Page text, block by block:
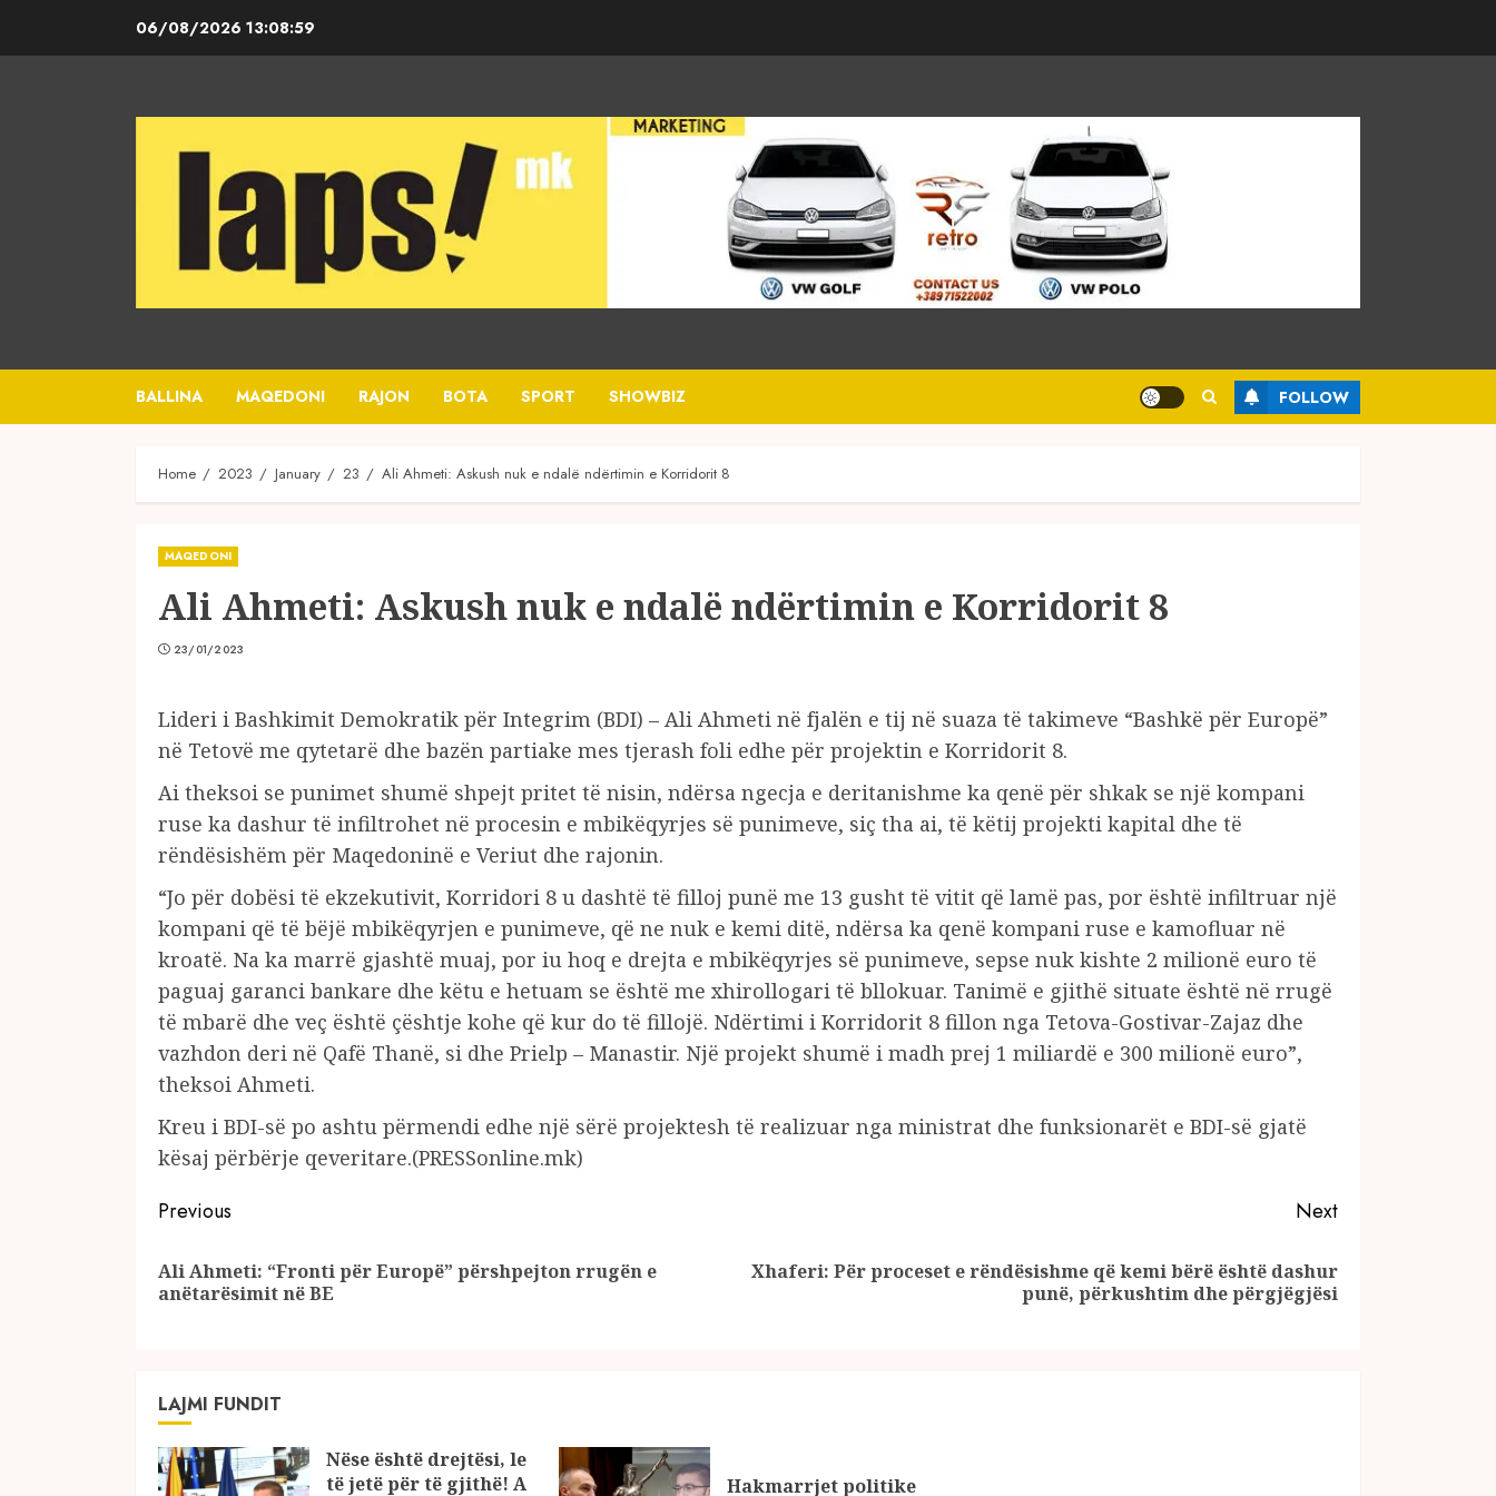
06/08/2026 13:08:59
BALLINA MAQEDONI RAJON BOTA SPORT SHOWBIZ FOLLOW
Home 2023 January 23 Ali Ahmeti: Askush nuk e ndalë ndërtimin e Korridorit 8
MAQEDONI
Ali Ahmeti: Askush nuk e ndalë ndërtimin e Korridorit 8
23/01/2023
Lideri i Bashkimit Demokratik për Integrim (BDI) – Ali Ahmeti në fjalën e tij në suaza të takimeve “Bashkë për Europë”
në Tetovë me qytetarë dhe bazën partiake mes tjerash foli edhe për projektin e Korridorit 8.
Ai theksoi se punimet shumë shpejt pritet të nisin, ndërsa ngecja e deritanishme ka qenë për shkak se një kompani
ruse ka dashur të infiltrohet në procesin e mbikëqyrjes së punimeve, siç tha ai, të këtij projekti kapital dhe të
rëndësishëm për Maqedoninë e Veriut dhe rajonin.
“Jo për dobësi të ekzekutivit, Korridori 8 u dashtë të filloj punë me 13 gusht të vitit që lamë pas, por është infiltruar një
kompani që të bëjë mbikëqyrjen e punimeve, që ne nuk e kemi ditë, ndërsa ka qenë kompani ruse e kamofluar në
kroatë. Na ka marrë gjashtë muaj, por iu hoq e drejta e mbikëqyrjes së punimeve, sepse nuk kishte 2 milionë euro të
paguaj garanci bankare dhe këtu e hetuam se është me xhirollogari të bllokuar. Tanimë e gjithë situate është në rrugë
të mbarë dhe veç është çështje kohe që kur do të fillojë. Ndërtimi i Korridorit 8 fillon nga Tetova-Gostivar-Zajaz dhe
vazhdon deri në Qafë Thanë, si dhe Prielp – Manastir. Një projekt shumë i madh prej 1 miliardë e 300 milionë euro”,
theksoi Ahmeti.
Kreu i BDI-së po ashtu përmendi edhe një sërë projektesh të realizuar nga ministrat dhe funksionarët e BDI-së gjatë
kësaj përbërje qeveritare.(PRESSonline.mk)
Continue
Reading
Previous
Previous
Ali Ahmeti: “Fronti për Europë” përshpejton rrugën e
anëtarësimit në BE
Next
Next
Xhaferi: Për proceset e rëndësishme që kemi bërë është dashur
punë, përkushtim dhe përgjëgjësi
LAJMI FUNDIT
Nëse është drejtësi, le
të jetë për të gjithë! A
Hakmarrjet politike